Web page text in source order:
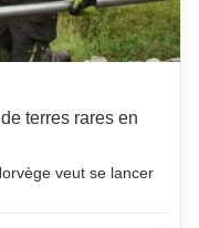
terres rares en
veut se lancer